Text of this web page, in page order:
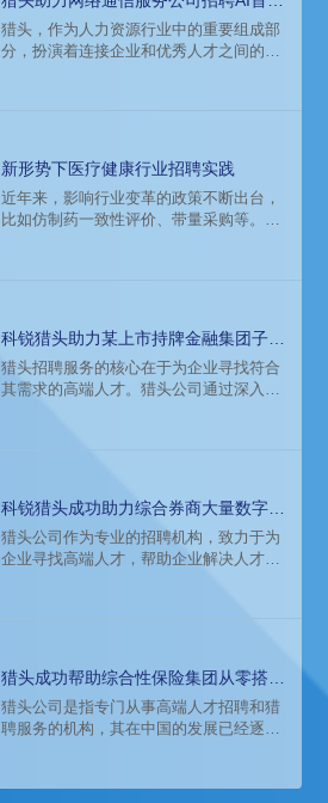
方关注的重点。
科学家
猎头，作为人力资源行业中的重要组成部
分，扮演着连接企业和优秀人才之间的桥
新形势下医疗健康行业招聘实践
近年来，影响行业变革的政策不断出台，
比如仿制药一致性评价、带量采购等。
个中标产品全国落地，2020年开始又陆续
有新的药品进入医保。产品的毛利润空间
降低，企业纷纷从营销驱动转为研发驱
动。对于人力资源管理者，无论是招聘、
科锐猎头助力某上市持牌金融集团子公
司搭建证券及基金团队
猎头招聘服务的核心在于为企业寻找符合
其需求的高端人才。猎头公司通过深入了
新信息和趋势，帮助企业更好地制定人才
战略。
科锐猎头成功助力综合券商大量数字化
人才招聘
猎头公司作为专业的招聘机构，致力于为
企业寻找高端人才，帮助企业解决人才招
猎头成功帮助综合性保险集团从零搭建
互联网科技团队
猎头公司是指专门从事高端人才招聘和猎
聘服务的机构，其在中国的发展已经逐渐
的人才招聘服务，帮助企业更好地解决人